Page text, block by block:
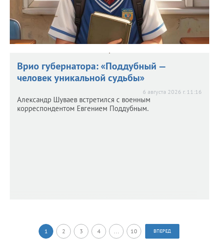
Врио губернатора: «Поддубный —
человек уникальной судьбы»
6 августа 2026 г. 11:16
Александр Шуваев встретился с военным
корреспондентом Евгением Поддубным.
1 2 3 4 10 ВПЕРЕД